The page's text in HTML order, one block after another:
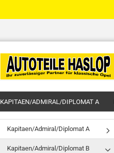
KAPITAEN/ADMIRAL/DIPLOMAT A
Kapitaen/Admiral/Diplomat A
Kapitaen/Admiral/Diplomat B